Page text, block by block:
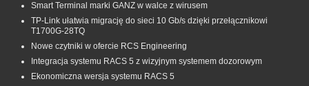
Smart Terminal marki GANZ w walce z wirusem
TP-Link ułatwia migrację do sieci 10 Gb/s dzięki przełącznikowi
T1700G‑28TQ
Nowe czytniki w ofercie RCS Engineering
Integracja systemu RACS 5 z wizyjnym systemem dozorowym
Ekonomiczna wersja systemu RACS 5